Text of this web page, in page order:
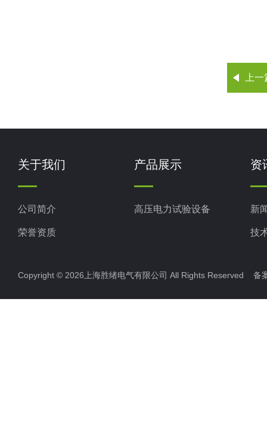
上
关于我们
公司简介
荣誉资质
产品展示
高压电力试验设备
资
新
技
Copyright © 2026上海胜绪电气有限公司 All Rights Reserved 备